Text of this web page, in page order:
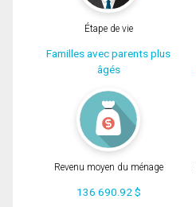
Étape de vie
Familles avec parents plus
âgés
Revenu moyen du ménage
136 690.92 $